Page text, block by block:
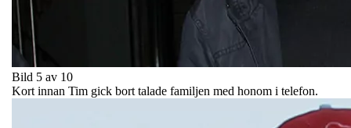
Bild 5 av 10
Kort innan Tim gick bort talade familjen med honom i telefon.